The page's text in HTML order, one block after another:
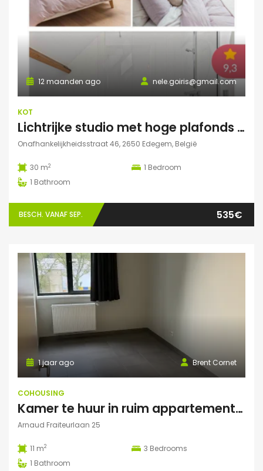
nele.goiris@gmail.com
12 maanden ago
KOT
Lichtrijke studio met hoge plafonds in Edegem
Onafhankelijkheidsstraat 46, 2650 Edegem, België
30 m2 1 Bedroom
1 Bathroom
BESCH. VANAF SEP. 535€
Brent Cornet
1 jaar ago
COHOUSING
Kamer te huur in ruim appartement (Elsene)
Arnaud Fraiteurlaan 25
11 m2 3 Bedrooms
1 Bathroom